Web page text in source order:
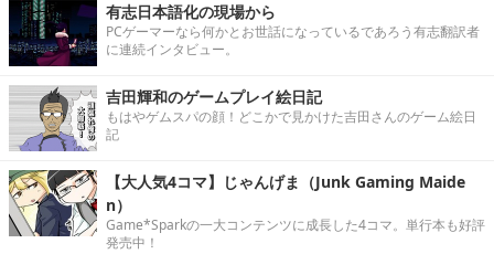
有志日本語化の現場から
PCゲーマーなら何かとお世話になっているであろう有志翻訳者
に連続インタビュー。
吉田輝和のゲームプレイ絵日記
もはやゲムスパの顔！どこかで見かけた吉田さんのゲーム絵日
記
【大人気4コマ】じゃんげま（Junk Gaming Maide
n）
Game*Sparkの一大コンテンツに成長した4コマ。単行本も好評
発売中！